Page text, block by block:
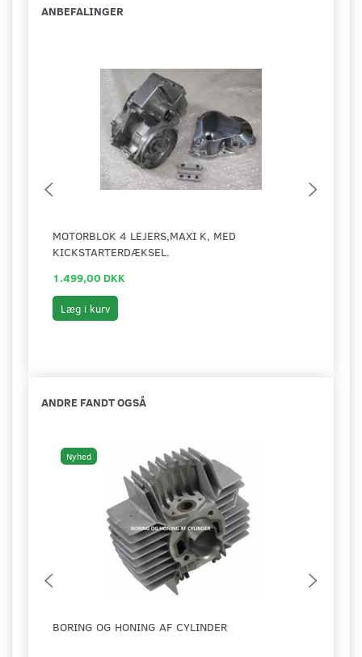
ANBEFALINGER
MOTORBLOK 4 LEJERS,MAXI K, MED
KICKSTARTERDÆKSEL.
1.499,00 DKK
Læg i kurv
ANDRE FANDT OGSÅ
Nyhed
BORING OG HONING AF CYLINDER